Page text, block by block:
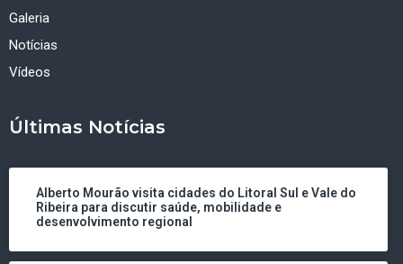
Galeria
Notícias
Vídeos
Últimas Notícias
Alberto Mourão visita cidades do Litoral Sul e Vale do
Ribeira para discutir saúde, mobilidade e
desenvolvimento regional